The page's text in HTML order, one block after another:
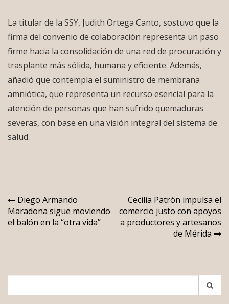
La titular de la SSY, Judith Ortega Canto, sostuvo que la
firma del convenio de colaboración representa un paso
firme hacia la consolidación de una red de procuración y
trasplante más sólida, humana y eficiente. Además,
añadió que contempla el suministro de membrana
amniótica, que representa un recurso esencial para la
atención de personas que han sufrido quemaduras
severas, con base en una visión integral del sistema de
salud.
Navegación
de
Diego Armando
Maradona sigue moviendo
el balón en la “otra vida”
Cecilia Patrón impulsa el
comercio justo con apoyos
a productores y artesanos
de Mérida